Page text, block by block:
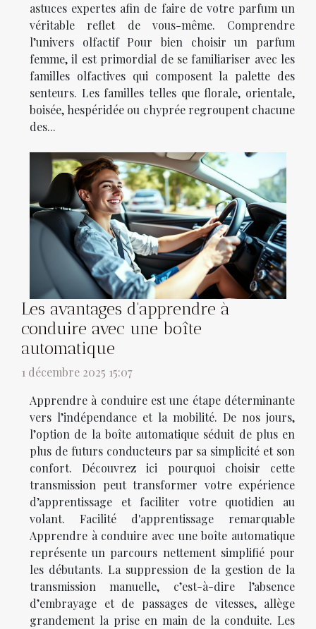
astuces expertes afin de faire de votre parfum un
véritable reflet de vous-même. Comprendre
l’univers olfactif Pour bien choisir un parfum
femme, il est primordial de se familiariser avec les
familles olfactives qui composent la palette des
senteurs. Les familles telles que florale, orientale,
boisée, hespéridée ou chyprée regroupent chacune
des...
Les avantages d'apprendre à
conduire avec une boîte
automatique
1 décembre 2025 15:07
Apprendre à conduire est une étape déterminante
vers l’indépendance et la mobilité. De nos jours,
l’option de la boîte automatique séduit de plus en
plus de futurs conducteurs par sa simplicité et son
confort. Découvrez ici pourquoi choisir cette
transmission peut transformer votre expérience
d’apprentissage et faciliter votre quotidien au
volant. Facilité d'apprentissage remarquable
Apprendre à conduire avec une boîte automatique
représente un parcours nettement simplifié pour
les débutants. La suppression de la gestion de la
transmission manuelle, c’est-à-dire l’absence
d’embrayage et de passages de vitesses, allège
grandement la prise en main de la conduite. Les